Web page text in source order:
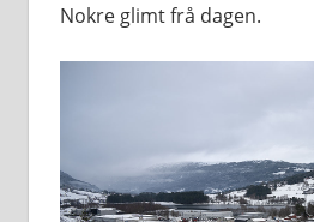
Nokre glimt frå dagen.